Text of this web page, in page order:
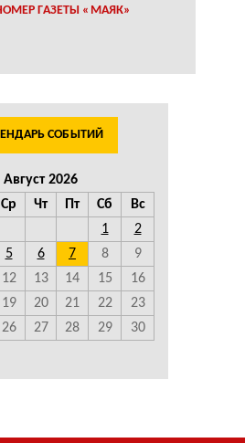
ГАЗЕТЫ «МАЯК»
СОБЫТИЙ
Август 2026
Ср Чт Пт Сб
Вс
1
2
5 6 7 8
9
12 13 14 15
16
19 20 21 22
23
26 27 28 29
30